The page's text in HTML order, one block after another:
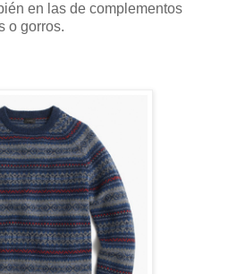
en las de complementos
o gorros.